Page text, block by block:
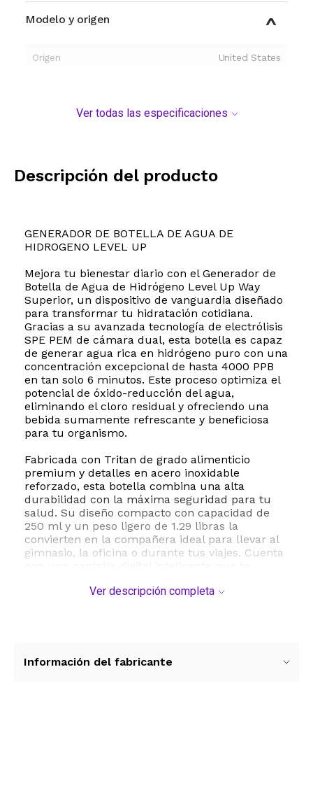
Modelo y origen
Origen United States
Ver todas las especificaciones
Descripción del producto
GENERADOR DE BOTELLA DE AGUA DE
HIDROGENO LEVEL UP
Mejora tu bienestar diario con el Generador de
Botella de Agua de Hidrógeno Level Up Way
Superior, un dispositivo de vanguardia diseñado
para transformar tu hidratación cotidiana.
Gracias a su avanzada tecnología de electrólisis
SPE PEM de cámara dual, esta botella es capaz
de generar agua rica en hidrógeno puro con una
concentración excepcional de hasta 4000 PPB
en tan solo 6 minutos. Este proceso optimiza el
potencial de óxido-reducción del agua,
eliminando el cloro residual y ofreciendo una
bebida sumamente refrescante y beneficiosa
para tu organismo.
Fabricada con Tritan de grado alimenticio
premium y detalles en acero inoxidable
reforzado, esta botella combina una alta
durabilidad con la máxima seguridad para tu
salud. Su diseño compacto con capacidad de
250 ml y un peso ligero de 1.29 libras la
convierten en la compañera ideal para llevar al
gimnasio, la oficina o durante tus viajes. Cuenta
brindando una experiencia de uso intuitiva y
recargable integrada, lo que elimina la
Ver descripción completa
Información del fabricante